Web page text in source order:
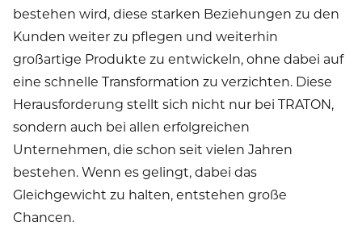
bestehen wird, diese starken Beziehungen zu den
Kunden weiter zu pflegen und weiterhin
großartige Produkte zu entwickeln, ohne dabei auf
eine schnelle Transformation zu verzichten. Diese
Herausforderung stellt sich nicht nur bei TRATON,
sondern auch bei allen erfolgreichen
Unternehmen, die schon seit vielen Jahren
bestehen. Wenn es gelingt, dabei das
Gleichgewicht zu halten, entstehen große
Chancen.